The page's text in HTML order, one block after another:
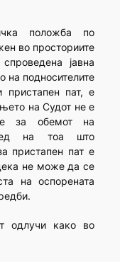
положба по
во просториите
јавна
на подносителите
пристапен пат, е
на Судот не е
за обемот на
на тоа што
пристапен пат е
не може да се
на оспорената
одлучи како во